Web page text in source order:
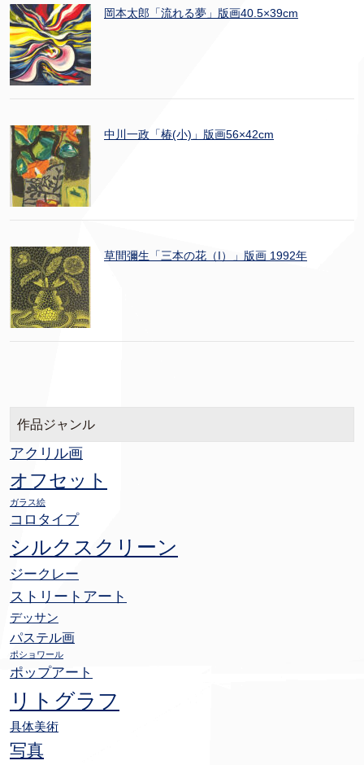
岡本太郎「流れる夢」版画40.5×39cm
中川一政「椿(小)」版画56×42cm
草間彌生「三本の花（I）」版画 1992年
作品ジャンル
アクリル画
オフセット
ガラス絵
コロタイプ
シルクスクリーン
ジークレー
ストリートアート
デッサン
パステル画
ポショワール
ポップアート
リトグラフ
具体美術
写真